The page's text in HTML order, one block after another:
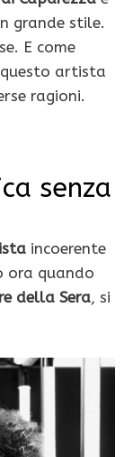
grande stile.
E come
questo artista
ragioni.
senza
incoerente
ora quando
della Sera, si